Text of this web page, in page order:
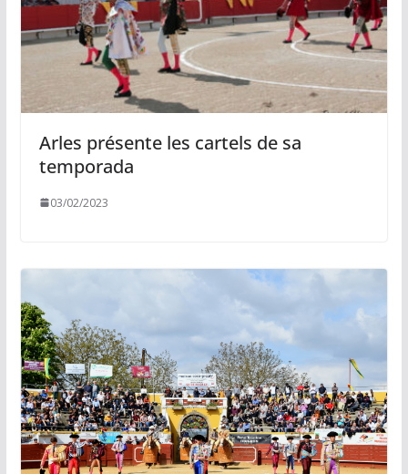
Arles présente les cartels de sa
temporada
03/02/2023